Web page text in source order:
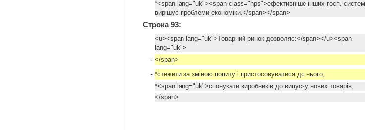
*<span lang="uk"><span class="hps">ефективніше інших госп. систем
вирішує проблеми економіки.</span></span>
Строка 93:
<u><span lang="uk">Товарний ринок дозволяє:</span></u><span
lang="uk">
- </span>
- *стежити за зміною попиту і пристосовуватися до нього;
*<span lang="uk">спонукати виробників до випуску нових товарів;
</span>